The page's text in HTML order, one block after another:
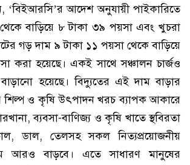
আদেশ অনুযায়ী পাইকারিতে
বাড়িয়ে ৮ টাকা ৩৯ পয়সা এবং খুচরা
গড় দাম ৯ টাকা ১১ পয়সা থেকে বাড়িয়ে
করা হয়েছে। একই সাথে সঞ্চালন চার্জও
হয়েছে। বিদ্যুতের এই দাম বাড়ার
শিল্প ও কৃষি উৎপাদন খরচ ব্যাপক আকারে
ব্যবসা-বাণিজ্য ও কৃষি খাতে স্থবিরতা
ডাল, তেলসহ সকল নিত্যপ্রয়োজনীয়
আরও বাড়বে। এতে সাধারণ মানুষের